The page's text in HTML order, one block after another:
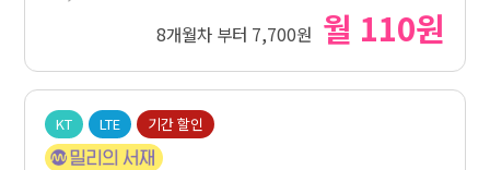
8개월차 부터 7,700원 월 110원
KT LTE 기간 할인